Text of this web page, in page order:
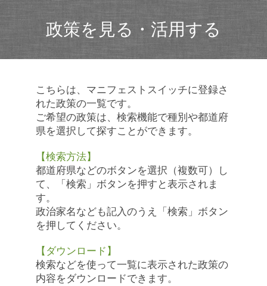
政策を見る・活用する
こちらは、マニフェストスイッチに登録さ
れた政策の一覧です。
ご希望の政策は、検索機能で種別や都道府
県を選択して探すことができます。
【検索方法】
都道府県などのボタンを選択（複数可）し
て、「検索」ボタンを押すと表示されま
す。
政治家名なども記入のうえ「検索」ボタン
を押してください。
【ダウンロード】
検索などを使って一覧に表示された政策の
内容をダウンロードできます。